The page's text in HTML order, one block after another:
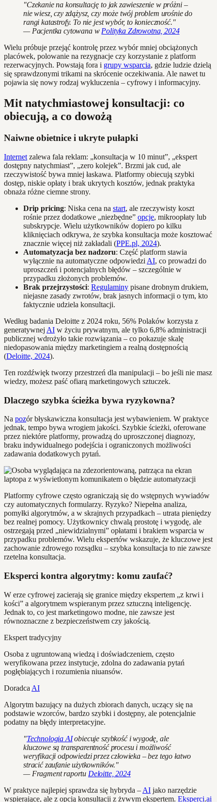
"Czekanie na konsultację to jak zawieszenie w próżni –
nie wiesz, czy zdążysz, czy może twój problem urośnie do
rangi katastrofy. To nie jest wybór, to konieczność."
— Pacjentka cytowana w Polityka Zdrowotna, 2024
Wielu próbuje przejąć kontrolę przez wybór mniej obciążonych
placówek, polowanie na rezygnacje czy korzystanie z platform
rezerwacyjnych. Powstają fora i grupy wsparcia, gdzie ludzie dzielą
się sprawdzonymi trikami na skrócenie oczekiwania. Ale nawet tu
pojawia się nowy rodzaj wykluczenia – cyfrowy i informacyjny.
Mit natychmiastowej konsultacji: co
obiecują, a co dowożą
Naiwne obietnice i ukryte pułapki
Internet zalewa fala reklam: „konsultacja w 10 minut”, „ekspert
dostępny natychmiast”, „zero kolejek”. Brzmi jak cud, ale
rzeczywistość bywa mniej łaskawa. Platformy obiecują szybki
dostęp, niskie opłaty i brak ukrytych kosztów, jednak praktyka
obnaża różne ciemne strony.
Drip pricing: Niska cena na start, ale rzeczywisty koszt
rośnie przez dodatkowe „niezbędne” opcje, mikroopłaty lub
subskrypcje. Wielu użytkowników dopiero po kilku
kliknięciach odkrywa, że szybka konsultacja może kosztować
znacznie więcej niż zakładali (PPE.pl, 2024).
Automatyzacja bez nadzoru: Część platform stawia
wyłącznie na automatyczne odpowiedzi AI, co prowadzi do
uproszczeń i potencjalnych błędów – szczególnie w
przypadku złożonych problemów.
Brak przejrzystości: Regulaminy pisane drobnym drukiem,
niejasne zasady zwrotów, brak jasnych informacji o tym, kto
faktycznie udziela konsultacji.
Według badania Deloitte z 2024 roku, 56% Polaków korzysta z
generatywnej AI w życiu prywatnym, ale tylko 6,8% administracji
publicznej wdrożyło takie rozwiązania – co pokazuje skalę
niedopasowania między marketingiem a realną dostępnością
(Deloitte, 2024).
Ten rozdźwięk tworzy przestrzeń dla manipulacji – bo jeśli nie masz
wiedzy, możesz paść ofiarą marketingowych sztuczek.
Dlaczego szybka ścieżka bywa ryzykowna?
Na pozór błyskawiczna konsultacja jest wybawieniem. W praktyce
jednak, tempo bywa wrogiem jakości. Szybkie ścieżki, oferowane
przez niektóre platformy, prowadzą do uproszczonej diagnozy,
braku indywidualnego podejścia i ograniczonych możliwości
zadawania dodatkowych pytań.
Platformy cyfrowe często ograniczają się do wstępnych wywiadów
czy automatycznych formularzy. Ryzyko? Niepełna analiza,
pomyłki algorytmów, a w skrajnych przypadkach – utrata pieniędzy
bez realnej pomocy. Użytkownicy chwalą prostotę i wygodę, ale
ostrzegają przed „niewidzialnymi” opłatami i brakiem wsparcia w
przypadku problemów. Wielu ekspertów wskazuje, że kluczowe jest
zachowanie zdrowego rozsądku – szybka konsultacja to nie zawsze
rzetelna konsultacja.
Eksperci kontra algorytmy: komu zaufać?
W erze cyfrowej zacierają się granice między ekspertem „z krwi i
kości” a algorytmem wspieranym przez sztuczną inteligencję.
Jednak to, co jest marketingowo modne, nie zawsze jest
równoznaczne z bezpieczeństwem czy jakością.
Ekspert tradycyjny
Osoba z ugruntowaną wiedzą i doświadczeniem, często
weryfikowana przez instytucje, zdolna do zadawania pytań
pogłębiających i rozumienia niuansów.
Doradca AI
Algorytm bazujący na dużych zbiorach danych, uczący się na
podstawie wzorców, bardzo szybki i dostępny, ale potencjalnie
podatny na błędy interpretacyjne.
"Technologia AIobiecuje szybkość i wygodę, ale
kluczowe są transparentność procesu i możliwość
weryfikacji odpowiedzi przez człowieka – bez tego łatwo
stracić zaufanie użytkowników."
— Fragment raportu Deloitte, 2024
W praktyce najlepiej sprawdza się hybryda – AI jako narzędzie
wspierające, ale z opcją konsultacji z żywym ekspertem. Eksperci.ai